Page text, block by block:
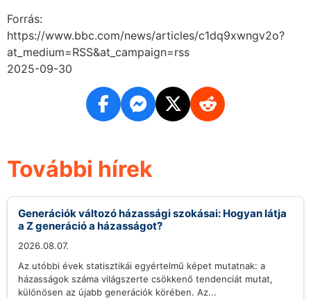
Forrás:
https://www.bbc.com/news/articles/c1dq9xwngv2o?
at_medium=RSS&at_campaign=rss
2025-09-30
További hírek
Generációk változó házassági szokásai: Hogyan látja
a Z generáció a házasságot?
2026.08.07.
Az utóbbi évek statisztikái egyértelmű képet mutatnak: a
házasságok száma világszerte csökkenő tendenciát mutat,
különösen az újabb generációk körében. Az...